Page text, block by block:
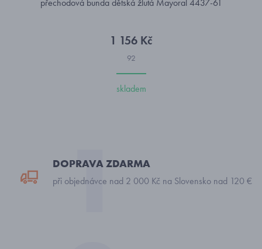
přechodová bunda dětská žlutá Mayoral 4437-61
1 156 Kč
92
skladem
DOPRAVA ZDARMA
při objednávce nad 2 000 Kč na Slovensko nad 120 €